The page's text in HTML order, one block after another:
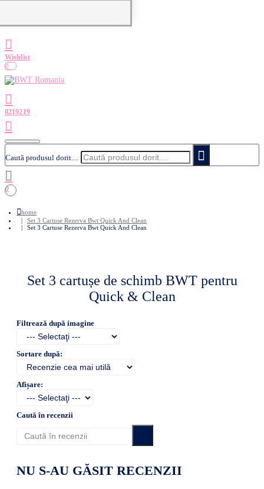
0
Caută produsul dorit....
0
home
Set 3 Cartuse Rezerva Bwt Quick And Clean
Set 3 Cartuse Rezerva Bwt Quick And Clean
Set 3 cartușe de schimb BWT pentru
Quick & Clean
Filtrează după imagine
Sortare după:
Afișare:
Caută în recenzii
NU S-AU GĂSIT RECENZII